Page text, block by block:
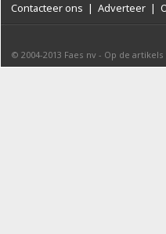
Contacteer ons | Adverteer |
© 2004-2013 Faes nv - Op de